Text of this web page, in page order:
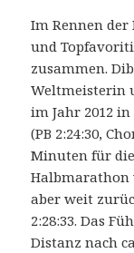
Im Rennen der
und
zusammen.
Weltmeisterin
im Jahr 2012
(PB 2:24:30,
Minuten für
aber weit
2:28:33. Das
Distanz nach